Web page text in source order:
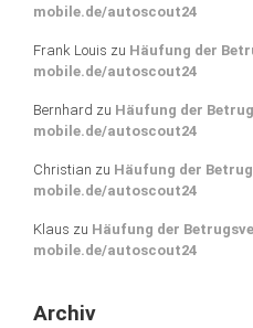
mobile.de/autoscout24
Frank Louis zu Häufung der
mobile.de/autoscout24
Bernhard zu Häufung der
mobile.de/autoscout24
Christian zu Häufung der
mobile.de/autoscout24
Klaus zu Häufung der
mobile.de/autoscout24
Archiv